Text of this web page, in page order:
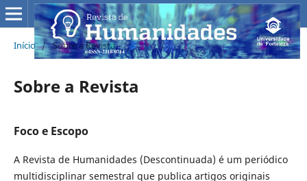
Início / Sobre a Revista
Sobre a Revista
Foco e Escopo
A Revista de Humanidades (Descontinuada) é um periódico
multidisciplinar semestral que publica artigos originais